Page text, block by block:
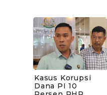
Kasus Korupsi
Dana PI 10